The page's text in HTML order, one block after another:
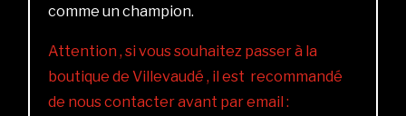
comme un champion.
Attention , si vous souhaitez passer à la
boutique de Villevaudé , il est recommandé
de nous contacter avant par email :